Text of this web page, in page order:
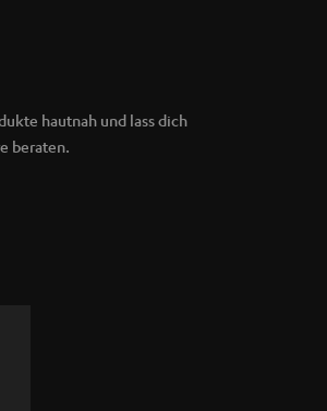
hautnah und lass dich
beraten.